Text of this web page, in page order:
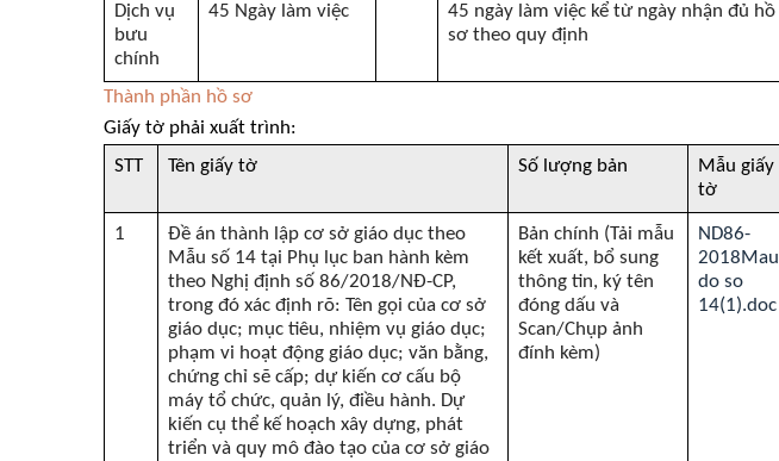
Dịch vụ
bưu
chính
45 Ngày làm việc
45 ngày làm việc kể từ ngày nhận đủ hồ
sơ theo quy định
Thành phần hồ sơ
Giấy tờ phải xuất trình:
STT
Tên giấy tờ Số lượng bản
Mẫu giấy
tờ
1
Đề án thành lập cơ sở giáo dục theo
Mẫu số 14 tại Phụ lục ban hành kèm
theo Nghị định số 86/2018/NĐ-CP,
trong đó xác định rõ: Tên gọi của cơ sở
giáo dục; mục tiêu, nhiệm vụ giáo dục;
phạm vi hoạt động giáo dục; văn bằng,
chứng chỉ sẽ cấp; dự kiến cơ cấu bộ
máy tổ chức, quản lý, điều hành. Dự
kiến cụ thể kế hoạch xây dựng, phát
triển và quy mô đào tạo của cơ sở giáo
Bản chính (Tải mẫu
kết xuất, bổ sung
thông tin, ký tên
đóng dấu và
Scan/Chụp ảnh
đính kèm)
ND86-
2018Mau
do so
14(1).doc